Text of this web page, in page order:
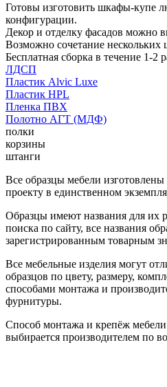
Готовы изготовить шкафы-купе
конфигурации.
Декор и отделку фасадов можно
Возможно сочетание нескольких
Бесплатная сборка в течение 1-2
ЛДСП
Пластик Alvic Luxe
Пластик HPL
Пленка ПВХ
Полотно АГТ (МДФ)
полки
корзины
штанги
Все образцы мебели
проекту в единственном
Образцы имеют названия для их
поиска по сайту, все названия
зарегистрированным товарным
Все мебельные изделия могут
образцов по цвету, размеру,
способами монтажа и
фурнитуры.
Способ монтажа и крепёж
выбирается производителем по